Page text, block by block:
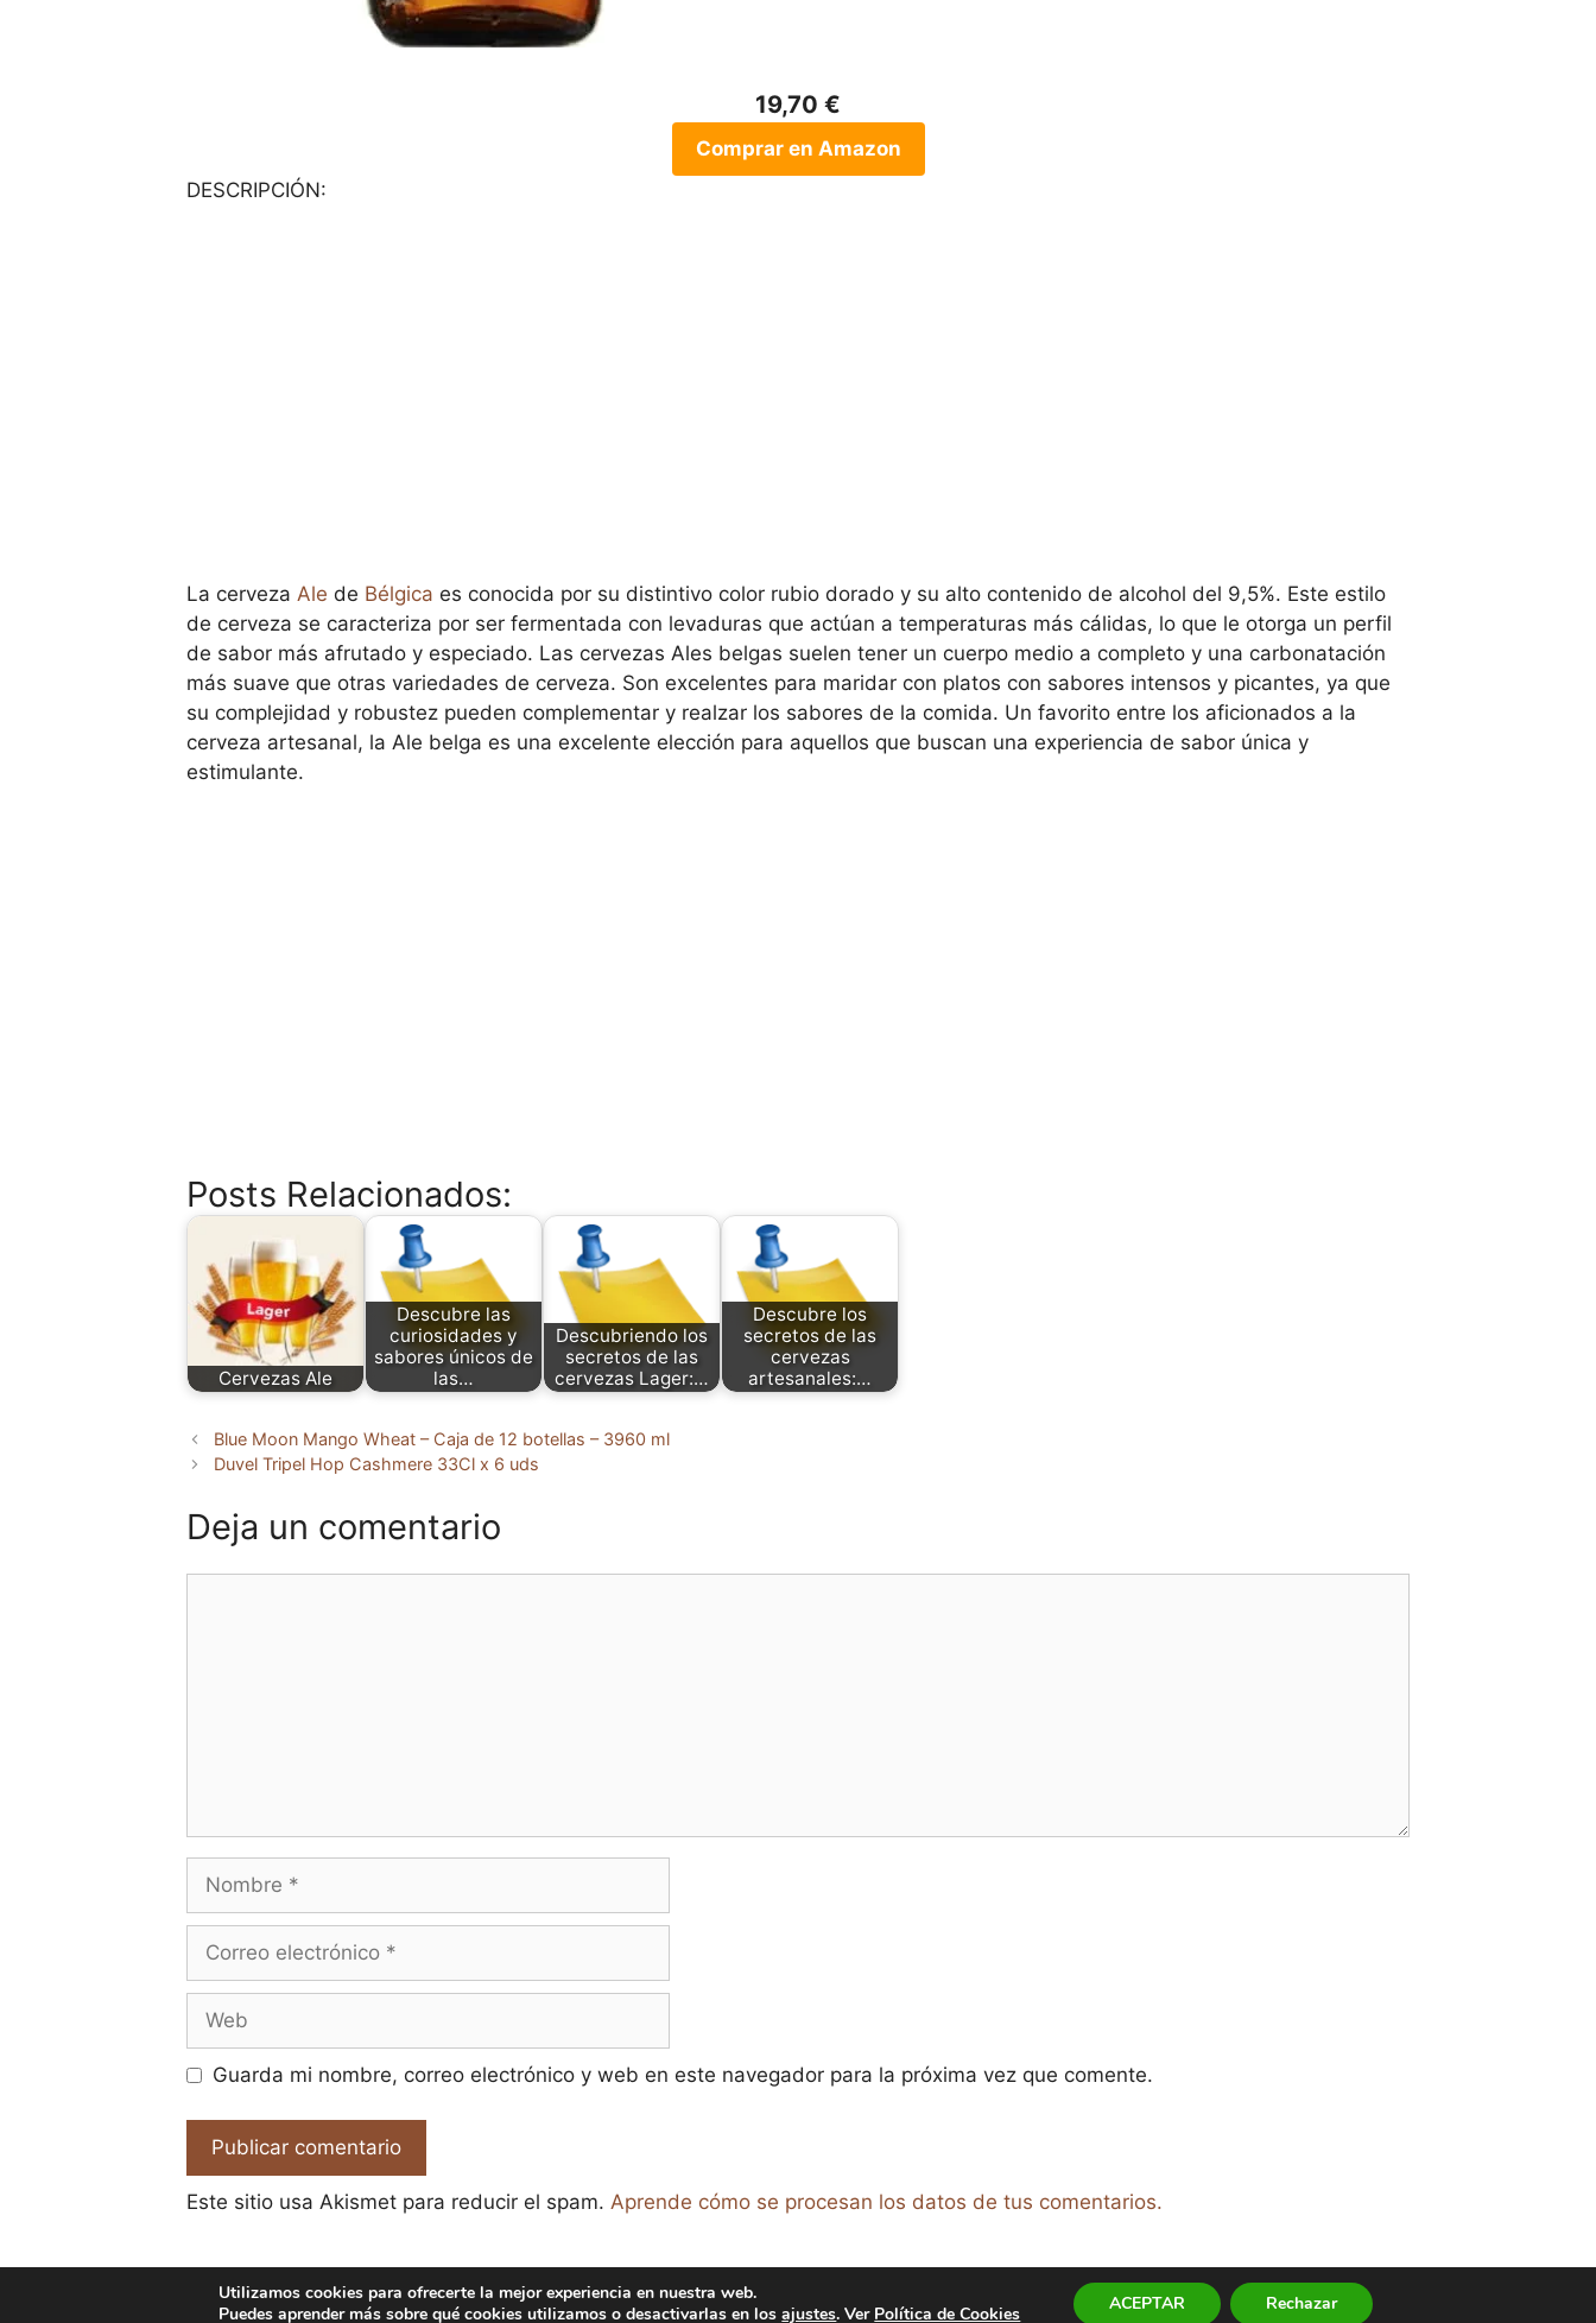
19,70 €
Comprar en Amazon
DESCRIPCIÓN:
La cerveza Ale de Bélgica es conocida por su distintivo color rubio dorado y su alto contenido de alcohol del 9,5%. Este estilo
de cerveza se caracteriza por ser fermentada con levaduras que actúan a temperaturas más cálidas, lo que le otorga un perfil
de sabor más afrutado y especiado. Las cervezas Ales belgas suelen tener un cuerpo medio a completo y una carbonatación
más suave que otras variedades de cerveza. Son excelentes para maridar con platos con sabores intensos y picantes, ya que
su complejidad y robustez pueden complementar y realzar los sabores de la comida. Un favorito entre los aficionados a la
cerveza artesanal, la Ale belga es una excelente elección para aquellos que buscan una experiencia de sabor única y
estimulante.
Posts Relacionados:
Cervezas Ale
Descubre las
curiosidades y
sabores únicos de
las…
Descubriendo los
secretos de las
cervezas Lager:…
Descubre los
secretos de las
cervezas
artesanales:…
Blue Moon Mango Wheat – Caja de 12 botellas – 3960 ml
Duvel Tripel Hop Cashmere 33Cl x 6 uds
Deja un comentario
electrónico
Guarda mi nombre, correo electrónico y web en este navegador para la próxima vez que comente.
Este sitio usa Akismet para reducir el spam. Aprende cómo se procesan los datos de tus comentarios.
Utilizamos cookies para ofrecerte la mejor experiencia en nuestra web.
Puedes aprender más sobre qué cookies utilizamos o desactivarlas en losajustes. Ver Política de Cookies ACEPTAR Rechazar